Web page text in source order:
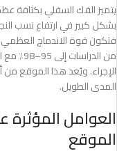
يتميز الفك السفلي بكثافة
بشكل كبير في ارتفاع نسب
فتكون قوة الاندماج العظمي
من
الإجراء. ويُعد هذا الموقع من
المدى الطويل.
العوامل
الموقع